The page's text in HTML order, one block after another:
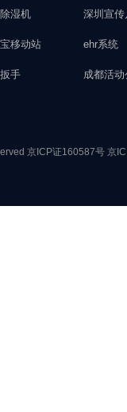
湿机 深圳宣传
移动站 ehr系统
手 成都活动
京ICP证160587号 京